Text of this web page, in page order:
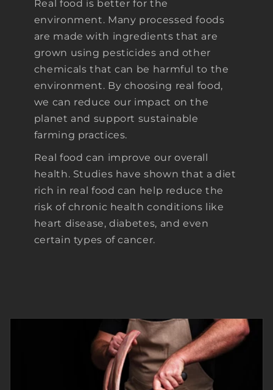
Real food is better for the
environment. Many processed foods
are made with ingredients that are
grown using pesticides and other
chemicals that can be harmful to the
environment. By choosing real food,
we can reduce our impact on the
planet and support sustainable
farming practices.
Real food can improve our overall
health. Studies have shown that a diet
rich in real food can help reduce the
risk of chronic health conditions like
heart disease, diabetes, and even
certain types of cancer.
ON VACATION -